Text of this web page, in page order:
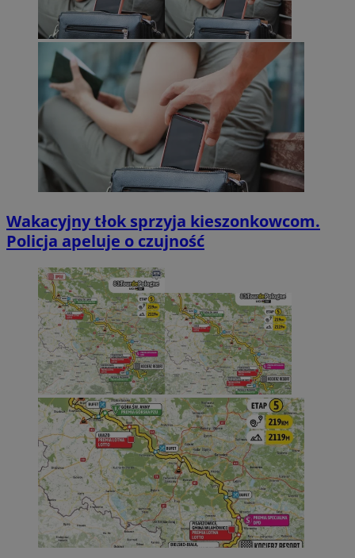
Wakacyjny tłok sprzyja kieszonkowcom.
Policja apeluje o czujność